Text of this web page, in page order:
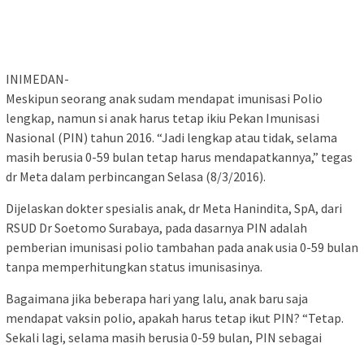
INIMEDAN-
Meskipun seorang anak sudam mendapat imunisasi Polio
lengkap, namun si anak harus tetap ikiu Pekan Imunisasi
Nasional (PIN) tahun 2016. “Jadi lengkap atau tidak, selama
masih berusia 0-59 bulan tetap harus mendapatkannya,” tegas
dr Meta dalam perbincangan Selasa (8/3/2016).
Dijelaskan dokter spesialis anak, dr Meta Hanindita, SpA, dari
RSUD Dr Soetomo Surabaya, pada dasarnya PIN adalah
pemberian imunisasi polio tambahan pada anak usia 0-59 bulan
tanpa memperhitungkan status imunisasinya.
Bagaimana jika beberapa hari yang lalu, anak baru saja
mendapat vaksin polio, apakah harus tetap ikut PIN? “Tetap.
Sekali lagi, selama masih berusia 0-59 bulan, PIN sebagai